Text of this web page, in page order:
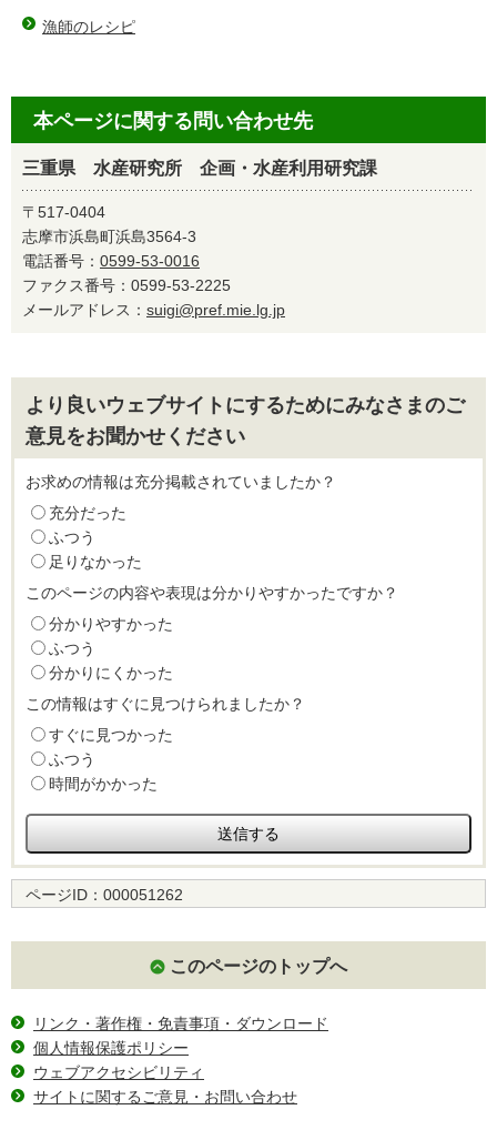
漁師のレシピ
本ページに関する問い合わせ先
三重県 水産研究所 企画・水産利用研究課
〒517-0404
志摩市浜島町浜島3564-3
電話番号： 0599-53-0016
ファクス番号：0599-53-2225
メールアドレス： suigi@pref.mie.lg.jp
より良いウェブサイトにするためにみなさまのご
意見をお聞かせください
お求めの情報は充分掲載されていましたか？
充分だった
ふつう
足りなかった
このページの内容や表現は分かりやすかったですか？
分かりやすかった
ふつう
分かりにくかった
この情報はすぐに見つけられましたか？
すぐに見つかった
ふつう
時間がかかった
ページID： 000051262
このページのトップへ
リンク・著作権・免責事項・ダウンロード
個人情報保護ポリシー
ウェブアクセシビリティ
サイトに関するご意見・お問い合わせ